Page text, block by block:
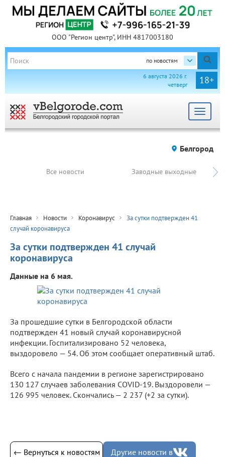
ООО "Регион центр", ИНН 4817003180
по новостям
18+
6 августа 2026 г.
четверг
Toggle
Белгород
Все новости Заводные выходные
Главная Новости Коронавирус
За сутки подтвержден 41
случай коронавируса
За сутки подтвержден 41 случай
коронавируса
Данные на 6 мая.
За прошедшие сутки в Белгородской области
подтвержден 41 новый случай коронавирусной
инфекции. Госпитализировано 52 человека,
выздоровело — 54. Об этом сообщает оперативный штаб.
Всего с начала пандемии в регионе зарегистрировано
130 127 случаев заболевания COVID-19. Выздоровели —
126 995 человек. Скончались — 2 237 (+2 за сутки).
← Вернуться к новостям Другие новости в